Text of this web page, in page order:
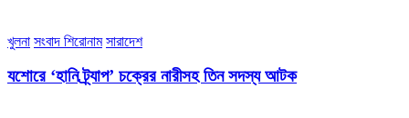
খুলনা সংবাদ শিরোনাম সারাদেশ
যশোরে ‘হানি ট্র্যাপ’ চক্রের নারীসহ তিন সদস্য আটক